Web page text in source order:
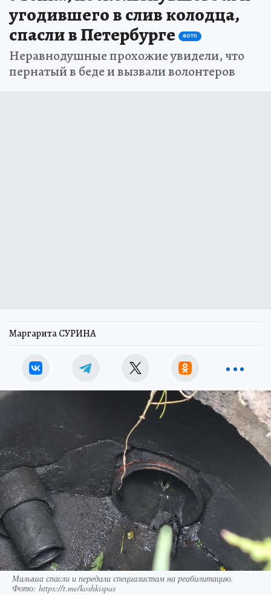
угодившего в слив колодца,
спасли в Петербурге
ФОТО
Неравнодушные прохожие увидели, что
пернатый в беде и вызвали волонтеров
Маргарита СУРИНА
Малыша спасли и передали специалистам на реабилитацию.
Фото: https://t.me/koshkispas